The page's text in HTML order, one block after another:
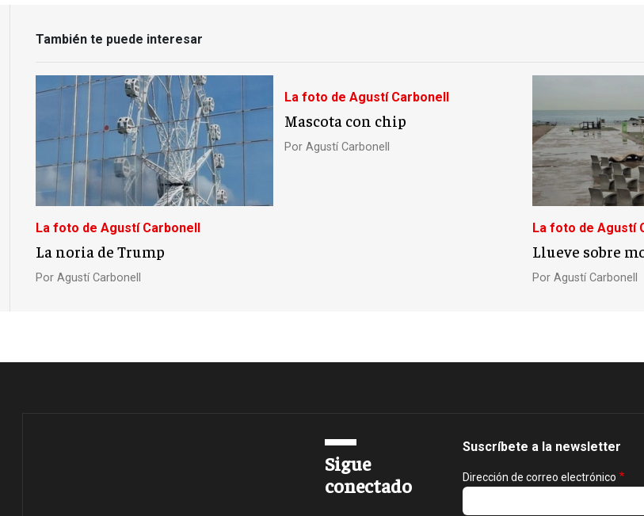
También te puede interesar
La foto de Agustí Carbonell
La noria de Trump
Por Agustí Carbonell
La foto de Agustí Carbonell
Mascota con chip
Por Agustí Carbonell
La foto de Agustí
Llueve sobre
Por Agustí Carbonell
Sigue
conectado
Suscríbete a la newsletter
Dirección de correo electrónico